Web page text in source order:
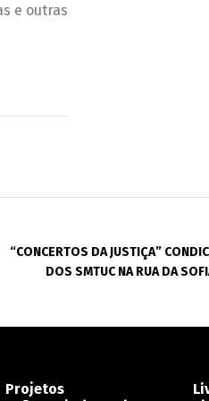
e outras
“CONCERTOS DA JUSTIÇA”
DOS SMTUC NA RUA DA
Projetos